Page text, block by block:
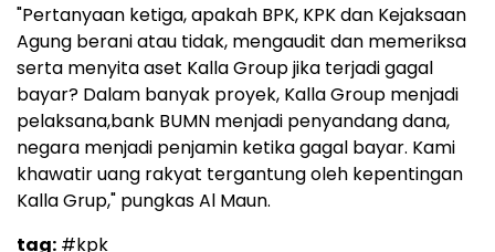
"Pertanyaan ketiga, apakah BPK, KPK dan Kejaksaan
Agung berani atau tidak, mengaudit dan memeriksa
serta menyita aset Kalla Group jika terjadi gagal
bayar? Dalam banyak proyek, Kalla Group menjadi
pelaksana,bank BUMN menjadi penyandang dana,
negara menjadi penjamin ketika gagal bayar. Kami
khawatir uang rakyat tergantung oleh kepentingan
Kalla Grup," pungkas Al Maun.
tag: #kpk